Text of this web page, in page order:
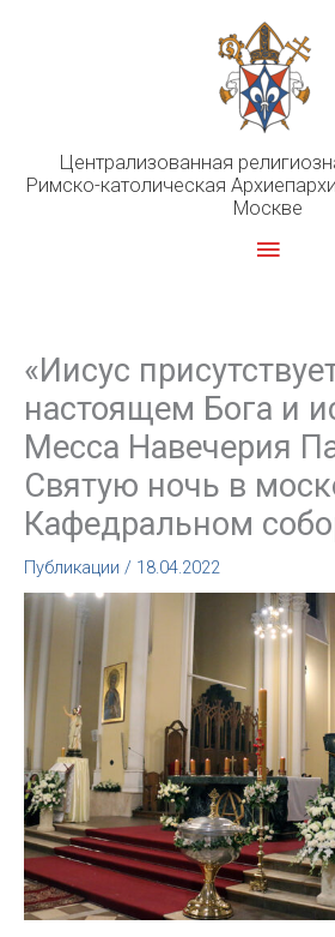
Централизованная
Римско-католическая
Москве
«Иисус
настоящем Бога и
Месса Навечерия
Святую ночь в
Кафедральном
Публикации / 18.04.2022